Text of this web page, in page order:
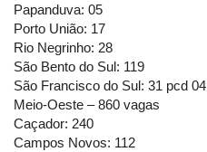
Papanduva: 05
Porto União: 17
Rio Negrinho: 28
São Bento do Sul: 119
São Francisco do Sul: 31 pcd 04
Meio-Oeste – 860 vagas
Caçador: 240
Campos Novos: 112